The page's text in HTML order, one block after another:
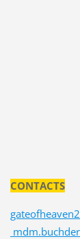
CONTACTS